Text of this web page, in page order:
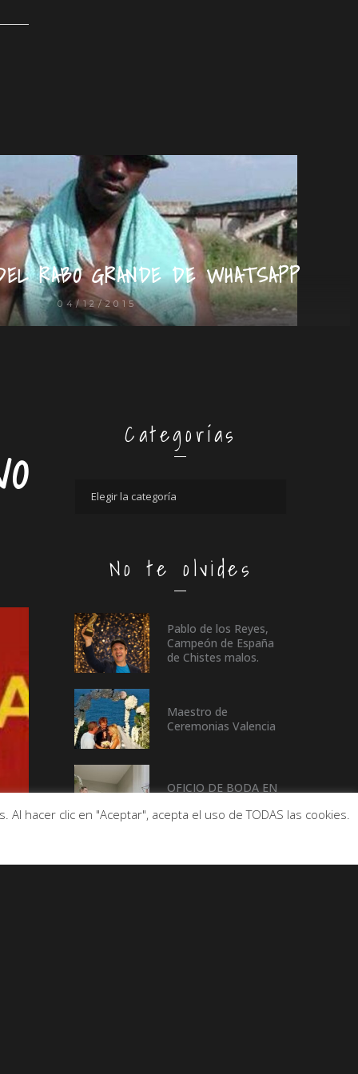
RABO GRANDE DE WHATSAPP
04/12/2015
Categorías
No te olvides
Pablo de los Reyes,
Campeón de España
de Chistes malos.
Maestro de
Ceremonias Valencia
OFICIO DE BODA EN
Enric Palanca
hacer clic en "Aceptar", acepta el uso de TODAS las cookies.